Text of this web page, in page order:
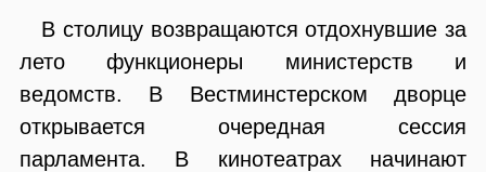
В столицу возвращаются отдохнувшие за
лето функционеры министерств и
ведомств. В Вестминстерском дворце
открывается очередная сессия
парламента. В кинотеатрах начинают